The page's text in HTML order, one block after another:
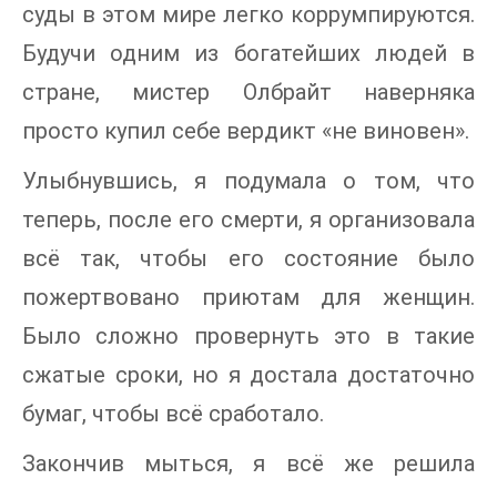
суды в этом мире легко коррумпируются.
Будучи одним из богатейших людей в
стране, мистер Олбрайт наверняка
просто купил себе вердикт «не виновен».
Улыбнувшись, я подумала о том, что
теперь, после его смерти, я организовала
всё так, чтобы его состояние было
пожертвовано приютам для женщин.
Было сложно провернуть это в такие
сжатые сроки, но я достала достаточно
бумаг, чтобы всё сработало.
Закончив мыться, я всё же решила